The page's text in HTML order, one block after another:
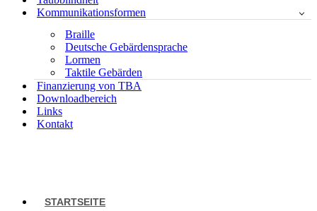
Kommunikationsformen
Braille
Deutsche Gebärdensprache
Lormen
Taktile Gebärden
Finanzierung von TBA
Downloadbereich
Links
Kontakt
STARTSEITE